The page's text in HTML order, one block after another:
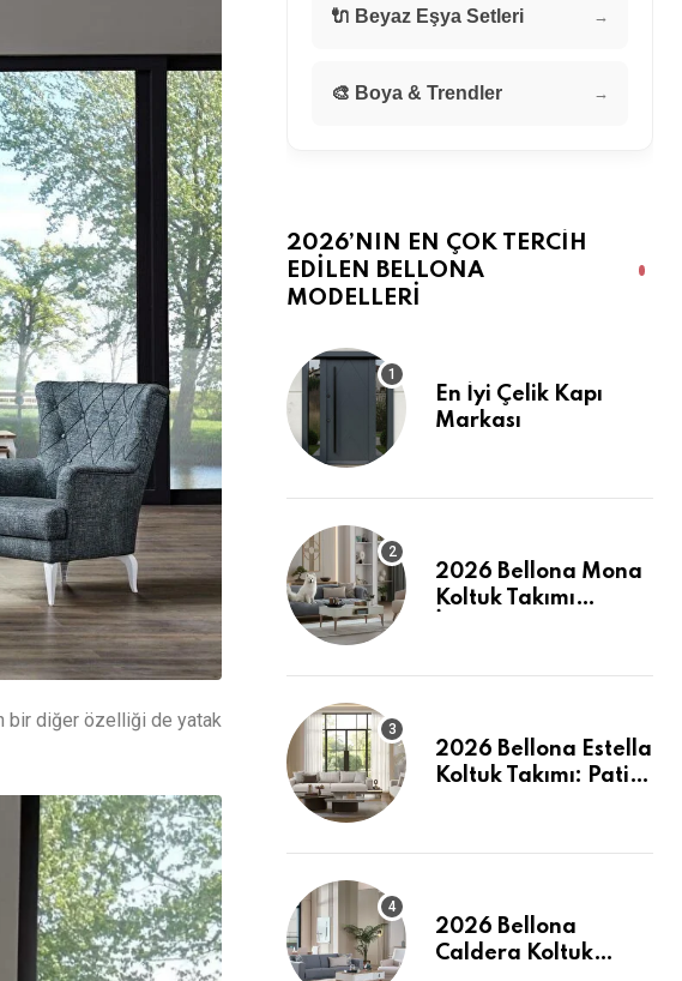
bir diğer özelliği de yatak
🔌 Beyaz Eşya Setleri →
🎨 Boya & Trendler →
2026’NIN EN ÇOK TERCIH
EDILEN BELLONA
MODELLERI
En İyi Çelik Kapı
Markası
2026 Bellona Mona
Koltuk Takımı
2026 Bellona Estella
Koltuk Takımı: Pati
2026 Bellona
Caldera Koltuk